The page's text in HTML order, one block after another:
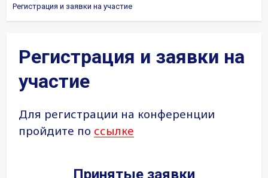
Регистрация и заявки на участие
Регистрация и заявки на
участие
Для регистрации на конференции
пройдите по ссылке
Принятые заявки